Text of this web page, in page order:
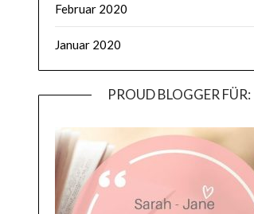
Februar 2020
Januar 2020
PROUD BLOGGER FÜR: